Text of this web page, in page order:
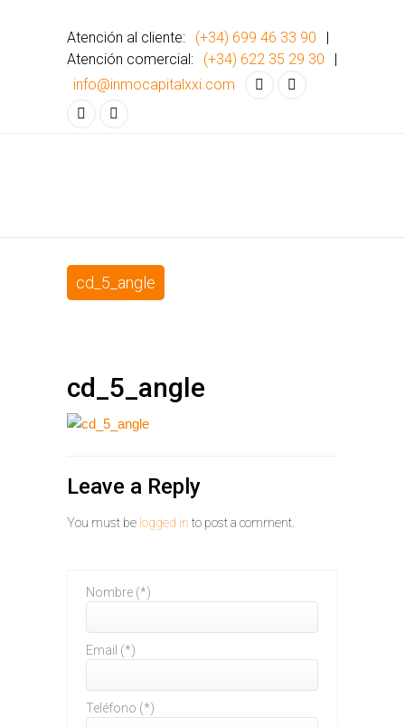
Atención al cliente: (+34) 699 46 33 90
|
Atención comercial:
(+34) 622 35 29 30
|
info@inmocapitalxxi.com
cd_5_angle
cd_5_angle
Leave a Reply
You must be logged in to post a comment.
Nombre (*)
Email (*)
Teléfono (*)